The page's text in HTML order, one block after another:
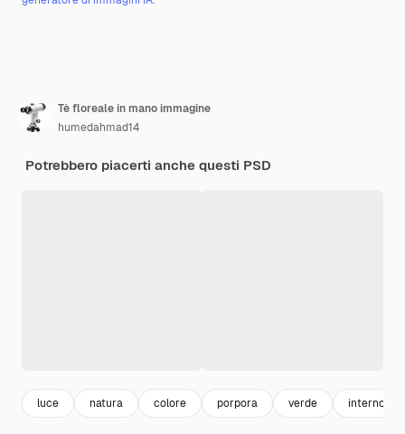
Tè floreale in mano immagine
humedahmad14
Potrebbero piacerti anche questi PSD
luce natura colore porpora verde interno